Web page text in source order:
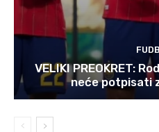
VELIKI PREOKRET:
neće potpisati